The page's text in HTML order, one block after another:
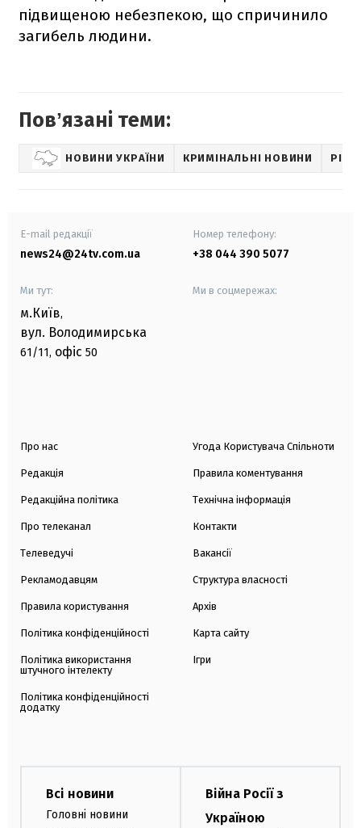
підвищеною небезпекою, що спричинило
загибель людини.
Повʼязані теми:
НОВИНИ УКРАЇНИ КРИМІНАЛЬНІ НОВИНИ
E-mail редакції
news24@24tv.com.ua
Номер телефону:
+38 044 390 5077
Ми тут:
м.Київ,
вул. Володимирська
61/11, офіс 50
Ми в соцмережах:
Про нас
Редакція
Редакційна політика
Про телеканал
Телеведучі
Рекламодавцям
Правила користування
Політика конфіденційності
Політика використання
штучного інтелекту
Політика конфіденційності
додатку
Угода Користувача Спільноти
Правила коментування
Технічна інформація
Контакти
Вакансії
Структура власності
Архів
Карта сайту
Ігри
Всі новини
Головні новини
Війна Росії з
Україною